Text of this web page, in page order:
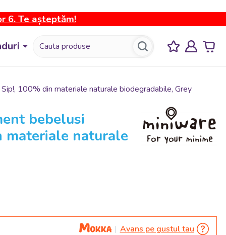
6. Te așteptăm!
100% din materiale naturale biodegradabile, Grey
bebelusi
materiale naturale
Avans pe gustul tau